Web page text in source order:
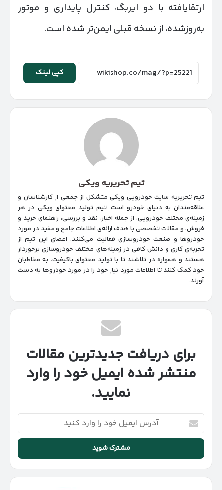
ارتقایافته با دو ایربگ، کنترل پایداری و موتور
به‌روزشده، از نسخه قبلی ایمن‌تر شده است.
کپی لینک
تیم تحریریه ویکی
تیم تحریریه سایت خودرویی ویکی متشکل از جمعی از کارشناسان و
علاقه‌مندان به دنیای خودرو است. تیم تولید محتوای ویکی در هر
زمینه‌‌ی مختلف خودرویی، از جمله اخبار، نقد و بررسی، راهنمای خرید و
فروش، و مقالات تخصصی با هدف ارائه‌ی اطلاعات جامع و مفید در مورد
خودروها و صنعت خودروسازی فعالیت می‌کنند. اعضای این تیم از
تجربه‌ی کاری و دانش کافی در زمینه‌های مختلف خودروسازی برخوردار
هستند و همواره در تلاشند تا با تولید محتوای باکیفیت، به مخاطبان
خود کمک کنند تا اطلاعات مورد نیاز خود را در مورد خودروها به دست
آورند.
برای دریافت جدیدترین مقالات
منتشر شده ایمیل خود را وارد
نمایید.
آدرس
ایمیل
خود
وارد
کنید